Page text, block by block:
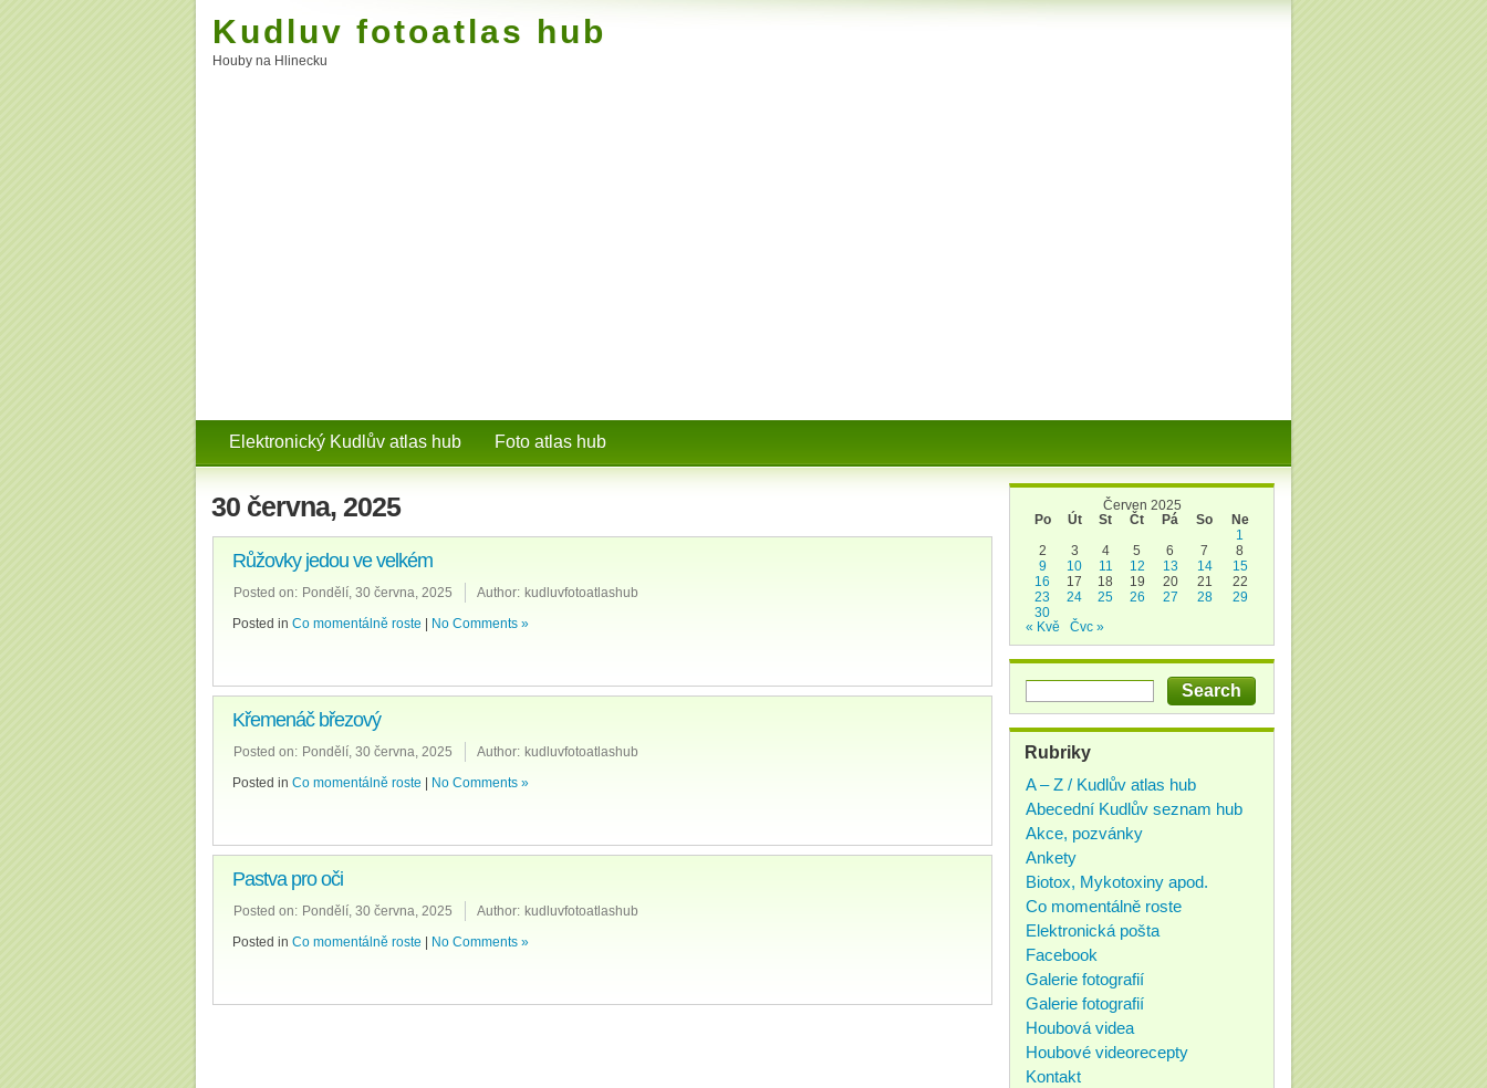
Kudluv fotoatlas hub
Houby na Hlinecku
Elektronický Kudlův atlas hub Foto atlas hub
30 června, 2025
Růžovky jedou ve velkém
Posted on: Pondělí, 30 června, 2025 Author: kudluvfotoatlashub
Posted in Co momentálně roste No Comments »
Křemenáč březový
Posted on: Pondělí, 30 června, 2025 Author: kudluvfotoatlashub
Posted in Co momentálně roste No Comments »
Pastva pro oči
Posted on: Pondělí, 30 června, 2025 Author: kudluvfotoatlashub
Posted in Co momentálně roste No Comments »
Červen 2025
Po
Út St Čt Pá So
Ne
1
2
3 4 5 6 7
8
9
10 11 12 13 14
15
16
17 18 19 20 21
22
23
24 25 26 27 28
29
30
« Kvě
Čvc »
Rubriky
A – Z / Kudlův atlas hub
Abecední Kudlův seznam hub
Akce, pozvánky
Ankety
Biotox, Mykotoxiny apod.
Co momentálně roste
Elektronická pošta
Facebook
Galerie fotografií
Galerie fotografií
Houbová videa
Houbové videorecepty
Kontakt